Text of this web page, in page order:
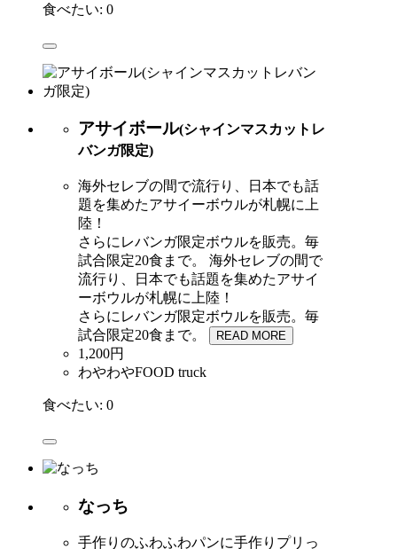
食べたい: 0
アサイボール(シャインマスカットレ
バンガ限定)
海外セレブの間で流行り、日本でも話
題を集めたアサイーボウルが札幌に上
陸！
さらにレバンガ限定ボウルを販売。毎
試合限定20食まで。
海外セレブの間で
流行り、日本でも話題を集めたアサイ
ーボウルが札幌に上陸！
さらにレバンガ限定ボウルを販売。毎
試合限定20食まで。
READ MORE
1,200円
わやわやFOOD truck
食べたい: 0
なっち
手作りのふわふわパンに手作りプリっ